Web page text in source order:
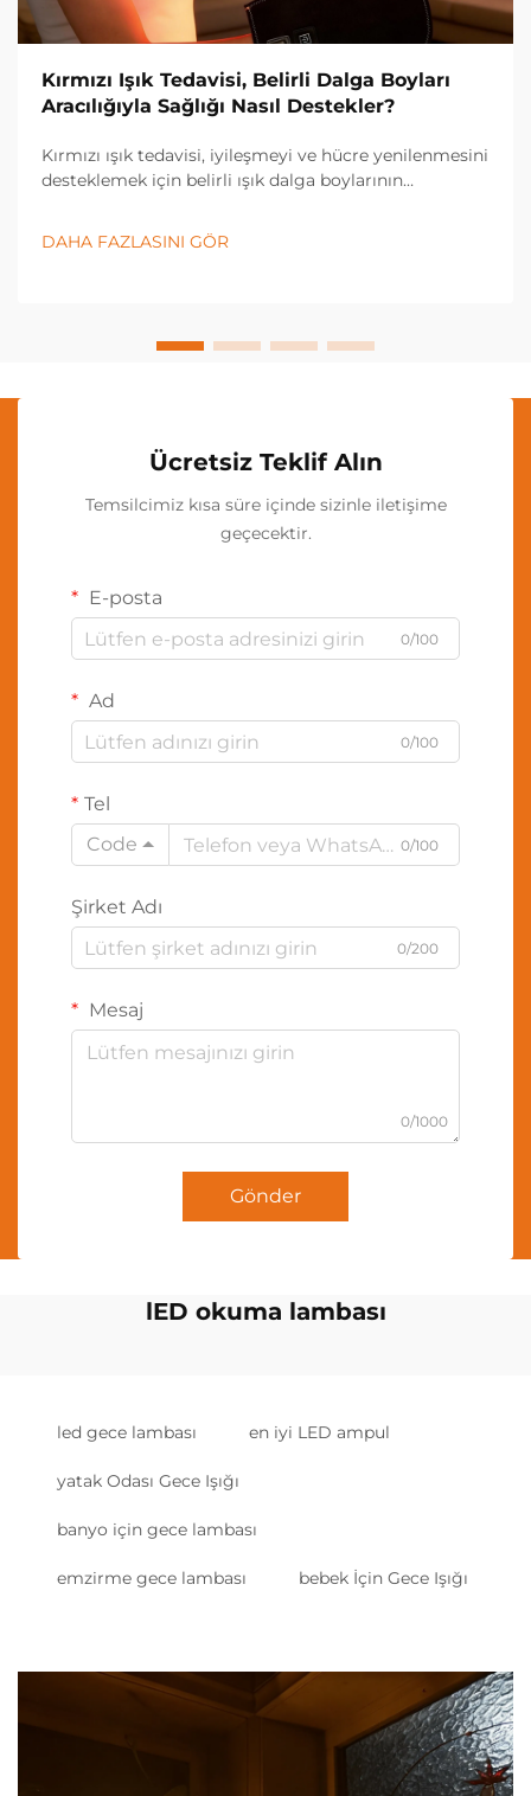
Kırmızı Işık Tedavisi, Belirli Dalga Boyları
Aracılığıyla Sağlığı Nasıl Destekler?
Kırmızı ışık tedavisi, iyileşmeyi ve hücre yenilenmesini
desteklemek için belirli ışık dalga boylarının
teknolojisi olarak öne çıkmıştır. Bu yenilikçi tedavi
yöntemi, kırmızı ve yakın...
DAHA FAZLASINI GÖR
Ücretsiz Teklif Alın
Temsilcimiz kısa süre içinde sizinle iletişime
geçecektir.
E-posta
0/100
Ad
0/100
Tel
Code
0/100
Şirket Adı
0/200
Mesaj
0/1000
Gönder
lED okuma lambası
led gece lambası en iyi LED ampul
yatak Odası Gece Işığı
banyo için gece lambası
emzirme gece lambası bebek İçin Gece Işığı